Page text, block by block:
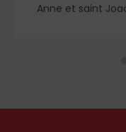
Anne et saint
en Orient qu’en